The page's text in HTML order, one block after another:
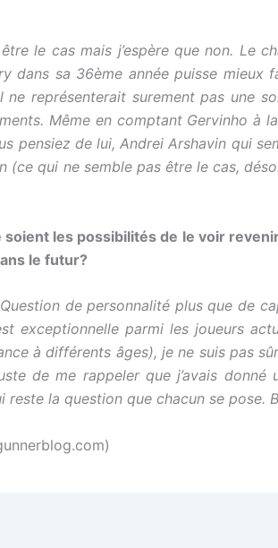
être le cas mais j’espère que non. Le
dans sa 36ème année puisse
ne représenterait surement pas une
Même en comptant Gervinho à
pensiez de lui, Andrei Arshavin qui
(ce qui ne semble pas être le cas,
soient les possibilités de le voir
le futur?
Question de personnalité plus que de
exceptionnelle parmi les joueurs
à différents âges), je ne suis pas
de me rappeler que j’avais
reste la question que chacun se pose.